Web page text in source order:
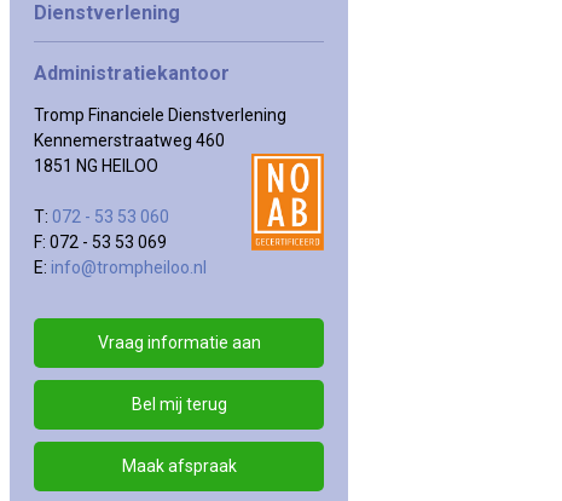
Dienstverlening
Administratiekantoor
Tromp Financiele Dienstverlening
Kennemerstraatweg 460
1851 NG HEILOO
T: 072 - 53 53 060
F: 072 - 53 53 069
E: info@trompheiloo.nl
Vraag informatie aan
Bel mij terug
Maak afspraak